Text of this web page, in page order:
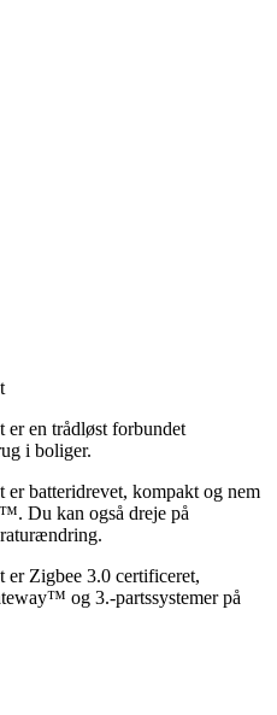
en trådløst forbundet
i boliger.
batteridrevet, kompakt og nem
Du kan også dreje på
Zigbee 3.0 certificeret,
og 3.-partssystemer på